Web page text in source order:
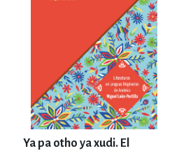
Ya pa otho ya xudi. El